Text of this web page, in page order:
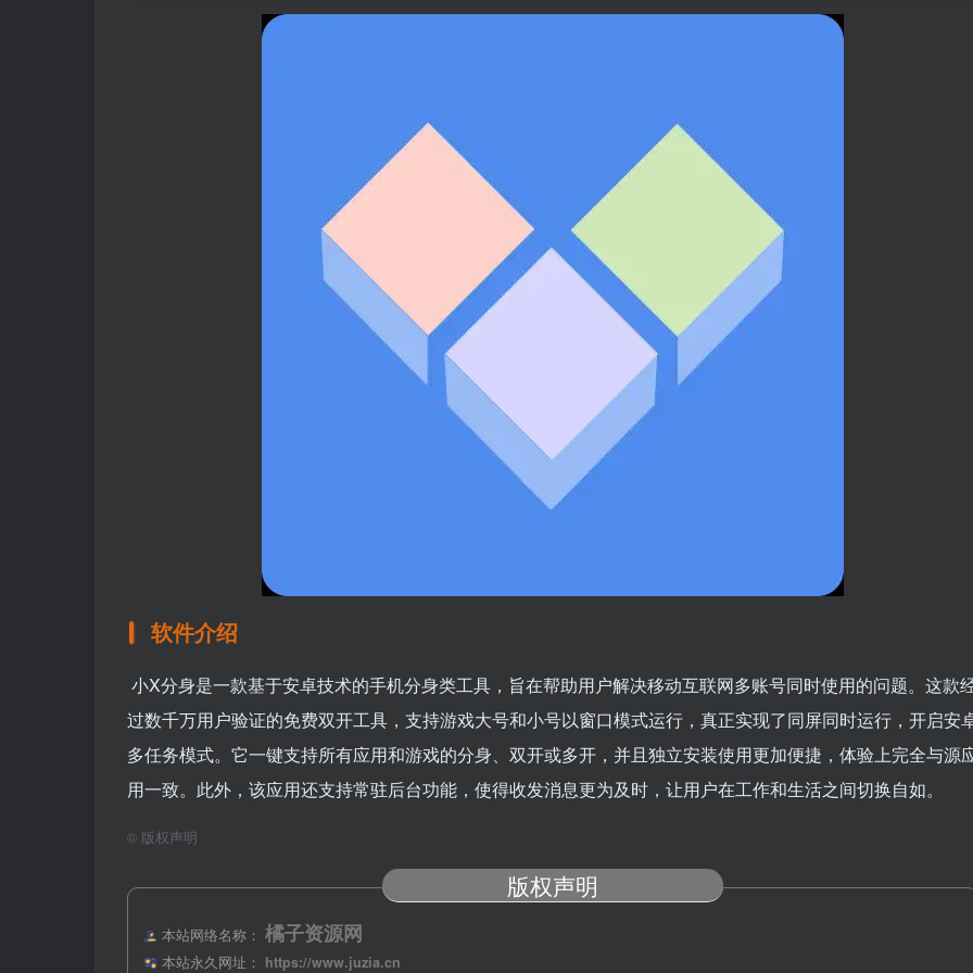
软件介绍
小X分身是一款基于安卓技术的手机分身类工具，旨在帮助用户解决移动互联网多账号同时使用的问题。这款
过数千万用户验证的免费双开工具，支持游戏大号和小号以窗口模式运行，真正实现了同屏同时运行，开启安
多任务模式。它一键支持所有应用和游戏的分身、双开或多开，并且独立安装使用更加便捷，体验上完全与源
用一致。此外，该应用还支持常驻后台功能，使得收发消息更为及时，让用户在工作和生活之间切换自如。
© 版权声明
版权声明
本站网络名称： 橘子资源网
本站永久网址：
https://www.juzia.cn